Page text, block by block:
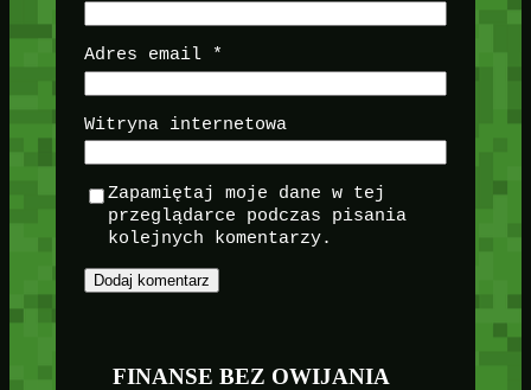
Adres email *
Witryna internetowa
Zapamiętaj moje dane w tej
przeglądarce podczas pisania
kolejnych komentarzy.
FINANSE BEZ OWIJANIA